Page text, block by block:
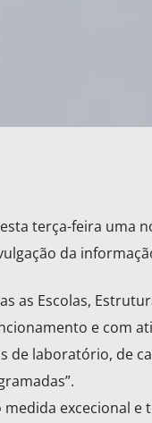
terça-feira uma
da
as Escolas,
e com
de laboratório, de
medida excecional